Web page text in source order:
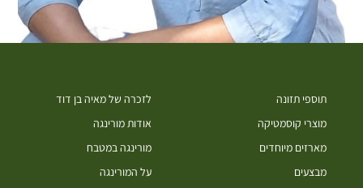
תוספי תזונה
מוצרי קוסמטיקה
מארזים מיוחדים
מבצעים
לזכרה של מאיה בן דוד
אודות מורינגה
מורינגה במטבח
על המורינגה